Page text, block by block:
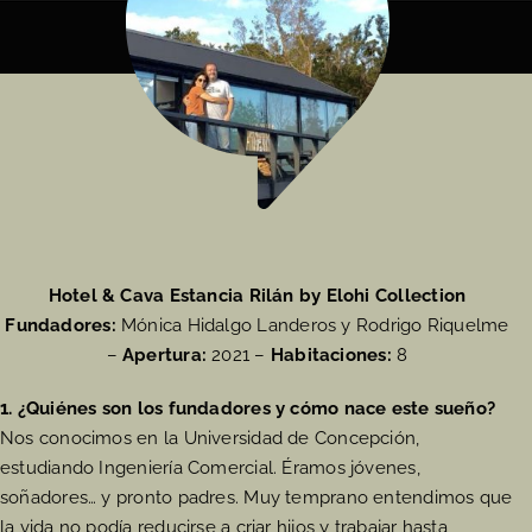
Hotel & Cava Estancia Rilán by Elohi Collection
Fundadores: Mónica Hidalgo Landeros y Rodrigo Riquelme
– Apertura: 2021 – Habitaciones: 8
1. ¿Quiénes son los fundadores y cómo nace este sueño?
Nos conocimos en la Universidad de Concepción,
estudiando Ingeniería Comercial. Éramos jóvenes,
soñadores… y pronto padres. Muy temprano entendimos que
la vida no podía reducirse a criar hijos y trabajar hasta
Copyright 2024 | Elohi Collection